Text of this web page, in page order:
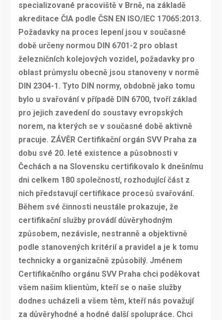
specializované pracoviště v Brně, na základě
akreditace ČIA podle ČSN EN ISO/IEC 17065:2013.
Požadavky na proces lepení jsou v současné
době určeny normou DIN 6701-2 pro oblast
železničních kolejových vozidel, požadavky pro
oblast průmyslu obecně jsou stanoveny v normě
DIN 2304-1. Tyto DIN normy, obdobně jako tomu
bylo u svařování v případě DIN 6700, tvoří základ
pro jejich zavedení do soustavy evropských
norem, na kterých se v současné době aktivně
pracuje. ZÁVĚR Certifikační orgán SVV Praha za
dobu své 20. leté existence a působnosti v
Čechách a na Slovensku certifikovalo k dnešnímu
dni celkem 180 společností, rozhodující část z
nich představují certifikace procesů svařování.
Během své činnosti neustále prokazuje, že
certifikační služby provádí důvěryhodným
způsobem, nezávisle, nestranně a objektivně
podle stanovených kritérií a pravidel a je k tomu
technicky a organizačně způsobilý. Jménem
Certifikačního orgánu SVV Praha chci poděkovat
všem našim klientům, kteří se o naše služby
dodnes ucházeli a všem těm, kteří nás považují
za důvěryhodné a hodné další spolupráce. Chci